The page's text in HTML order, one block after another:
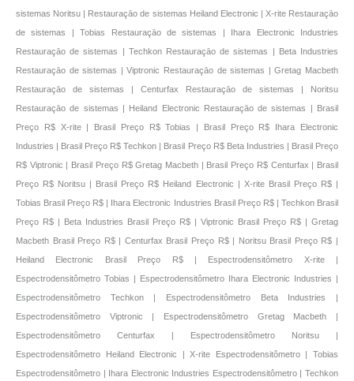
sistemas Noritsu | Restauraçāo de sistemas Heiland Electronic | X-rite Restauraçāo
de sistemas | Tobias Restauraçāo de sistemas | Ihara Electronic Industries
Restauraçāo de sistemas | Techkon Restauraçāo de sistemas | Beta Industries
Restauraçāo de sistemas | Viptronic Restauraçāo de sistemas | Gretag Macbeth
Restauraçāo de sistemas | Centurfax Restauraçāo de sistemas | Noritsu
Restauraçāo de sistemas | Heiland Electronic Restauraçāo de sistemas | Brasil
Preço R$ X-rite | Brasil Preço R$ Tobias | Brasil Preço R$ Ihara Electronic
Industries | Brasil Preço R$ Techkon | Brasil Preço R$ Beta Industries | Brasil Preço
R$ Viptronic | Brasil Preço R$ Gretag Macbeth | Brasil Preço R$ Centurfax | Brasil
Preço R$ Noritsu | Brasil Preço R$ Heiland Electronic | X-rite Brasil Preço R$ |
Tobias Brasil Preço R$ | Ihara Electronic Industries Brasil Preço R$ | Techkon Brasil
Preço R$ | Beta Industries Brasil Preço R$ | Viptronic Brasil Preço R$ | Gretag
Macbeth Brasil Preço R$ | Centurfax Brasil Preço R$ | Noritsu Brasil Preço R$ |
Heiland Electronic Brasil Preço R$ | Espectrodensitômetro X-rite |
Espectrodensitômetro Tobias | Espectrodensitômetro Ihara Electronic Industries |
Espectrodensitômetro Techkon | Espectrodensitômetro Beta Industries |
Espectrodensitômetro Viptronic | Espectrodensitômetro Gretag Macbeth |
Espectrodensitômetro Centurfax | Espectrodensitômetro Noritsu |
Espectrodensitômetro Heiland Electronic | X-rite Espectrodensitômetro | Tobias
Espectrodensitômetro | Ihara Electronic Industries Espectrodensitômetro | Techkon